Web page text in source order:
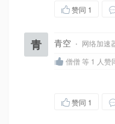
赞同 1
青 青空 · 网络加速
僧僧 等 1 人赞
赞同 1